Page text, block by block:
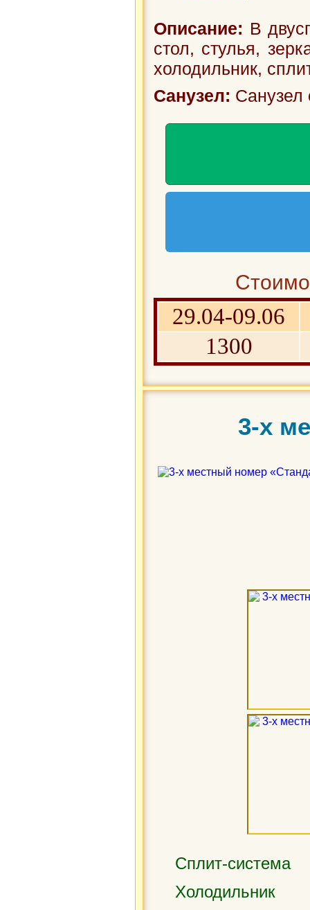
Описание: В
стол, стулья,
холодильник,
Санузел:
29.04-09.06
1300
3-х
Сплит-система
Холодильник